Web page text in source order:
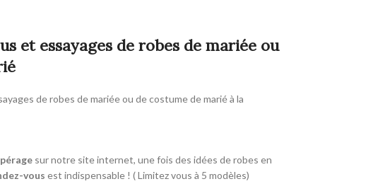
et essayages de robes de mariée ou
de robes de mariée ou de costume de marié à la
sur notre site internet, une fois des idées de robes en
vous est indispensable ! ( Limitez vous à 5 modèles)